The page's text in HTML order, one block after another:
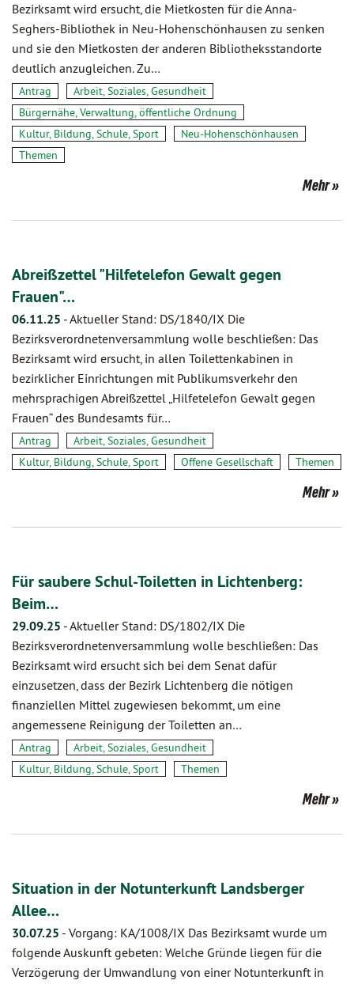
Bezirksamt wird ersucht, die Mietkosten für die Anna-
Seghers-Bibliothek in Neu-Hohenschönhausen zu senken
und sie den Mietkosten der anderen Bibliotheksstandorte
deutlich anzugleichen. Zu…
Antrag
Arbeit, Soziales, Gesundheit
Bürgernähe, Verwaltung, öffentliche Ordnung
Kultur, Bildung, Schule, Sport
Neu-Hohenschönhausen
Themen
Mehr
Abreißzettel "Hilfetelefon Gewalt gegen
Frauen"…
06.11.25 -Aktueller Stand: DS/1840/IX Die
Bezirksverordnetenversammlung wolle beschließen: Das
Bezirksamt wird ersucht, in allen Toilettenkabinen in
bezirklicher Einrichtungen mit Publikumsverkehr den
mehrsprachigen Abreißzettel „Hilfetelefon Gewalt gegen
Frauen“ des Bundesamts für…
Antrag
Arbeit, Soziales, Gesundheit
Kultur, Bildung, Schule, Sport
Offene Gesellschaft Themen
Mehr
Für saubere Schul-Toiletten in Lichtenberg:
Beim…
29.09.25 -Aktueller Stand: DS/1802/IX Die
Bezirksverordnetenversammlung wolle beschließen: Das
Bezirksamt wird ersucht sich bei dem Senat dafür
einzusetzen, dass der Bezirk Lichtenberg die nötigen
finanziellen Mittel zugewiesen bekommt, um eine
angemessene Reinigung der Toiletten an…
Antrag
Arbeit, Soziales, Gesundheit
Kultur, Bildung, Schule, Sport
Themen
Mehr
Situation in der Notunterkunft Landsberger
Allee…
30.07.25 - Vorgang: KA/1008/IX Das Bezirksamt wurde um
folgende Auskunft gebeten: Welche Gründe liegen für die
Verzögerung der Umwandlung von einer Notunterkunft in